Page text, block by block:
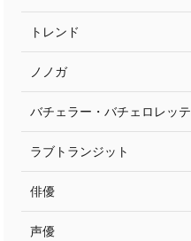
トレンド
ノノガ
バチェラー・バチェロレッテ
ラブトランジット
俳優
声優